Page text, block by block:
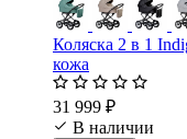
Коляска 2 в 1
кожа
31 999 ₽
В наличии